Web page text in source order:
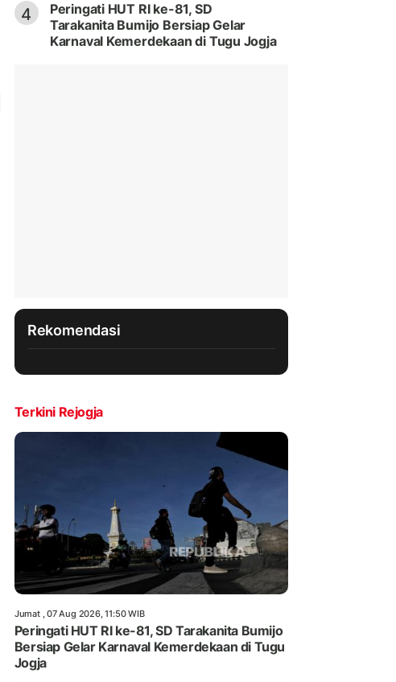
4
Peringati HUT RI ke-81, SD
Tarakanita Bumijo Bersiap Gelar
Karnaval Kemerdekaan di Tugu Jogja
Rekomendasi
Terkini Rejogja
Jumat , 07 Aug 2026, 11:50 WIB
Peringati HUT RI ke-81, SD Tarakanita Bumijo
Bersiap Gelar Karnaval Kemerdekaan di Tugu
Jogja